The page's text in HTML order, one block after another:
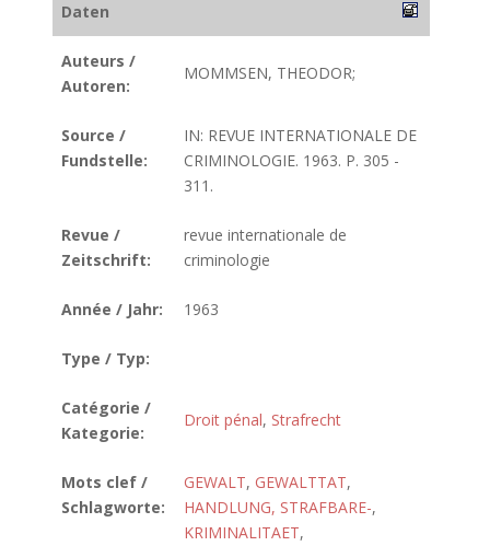
Daten
Auteurs /
Autoren:
MOMMSEN, THEODOR;
Source /
Fundstelle:
IN: REVUE INTERNATIONALE DE
CRIMINOLOGIE. 1963. P. 305 -
311.
Revue /
Zeitschrift:
revue internationale de
criminologie
Année / Jahr: 1963
Type / Typ:
Catégorie /
Kategorie:
Droit pénal, Strafrecht
Mots clef /
Schlagworte:
GEWALT, GEWALTTAT,
HANDLUNG, STRAFBARE-,
KRIMINALITAET,